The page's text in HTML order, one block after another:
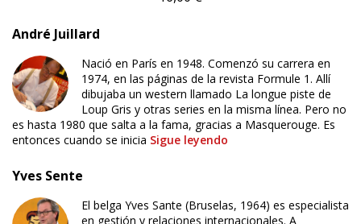
André Juillard
Nació en París en 1948. Comenzó su carrera en
1974, en las páginas de la revista Formule 1. Allí
dibujaba un western llamado La longue piste de
Loup Gris y otras series en la misma línea. Pero no
es hasta 1980 que salta a la fama, gracias a Masquerouge. Es
entonces cuando se inicia Sigue leyendo
Yves Sente
El belga Yves Sante (Bruselas, 1964) es especialista
en gestión y relaciones internacionales. A
ÚLTIMO NÚMERO PUBLICADO